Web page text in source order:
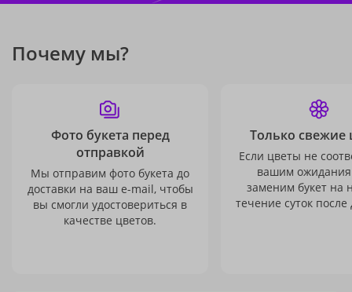
Почему мы?
Фото букета перед
отправкой
Мы отправим фото букета до
доставки на ваш e-mail, чтобы
вы смогли удостовериться в
качестве цветов.
Только свежие
Если цветы не
вашим
заменим букет на
течение суток после